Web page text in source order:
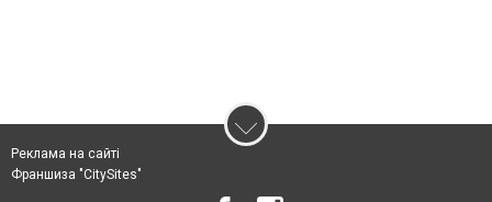
Реклама на сайті
Франшиза "CitySites"